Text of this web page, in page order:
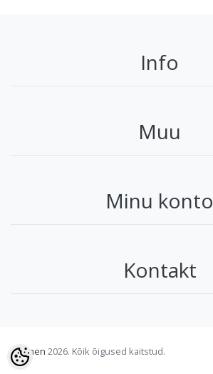
Info
Muu
Minu konto
Kontakt
©timen 2026. Kõik õigused kaitstud.